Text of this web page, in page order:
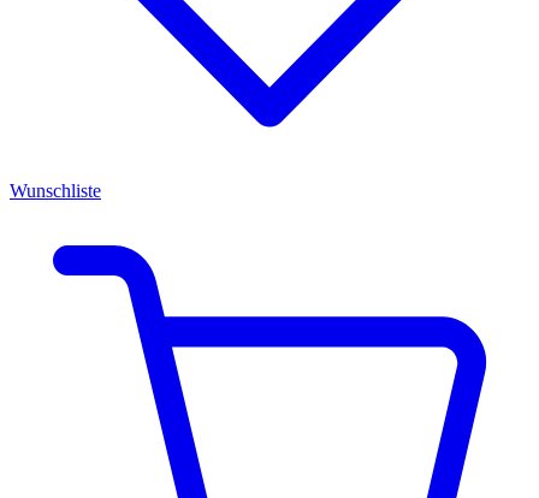
Wunschliste